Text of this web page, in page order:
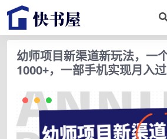
幼师项目新渠道新玩法，一
1000+，一部手机实现月入